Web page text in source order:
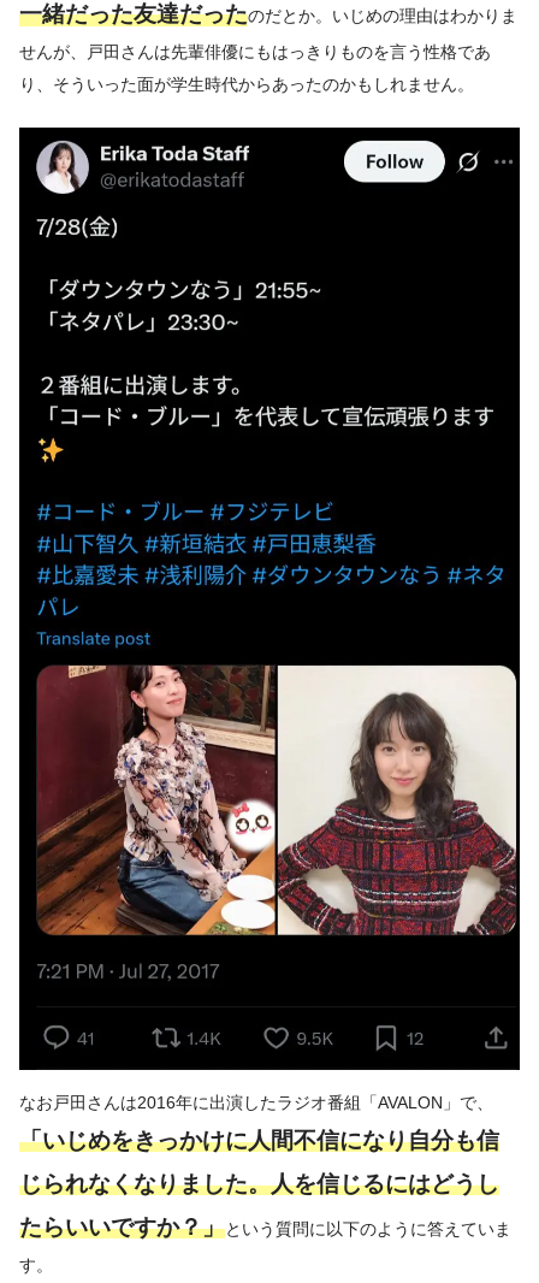
一緒だった友達だったのだとか。いじめの理由はわかりま
せんが、戸田さんは先輩俳優にもはっきりものを言う性格であ
り、そういった面が学生時代からあったのかもしれません。
なお戸田さんは2016年に出演したラジオ番組「AVALON」で、
「いじめをきっかけに人間不信になり自分も信
じられなくなりました。人を信じるにはどうし
たらいいですか？」という質問に以下のように答えていま
す。